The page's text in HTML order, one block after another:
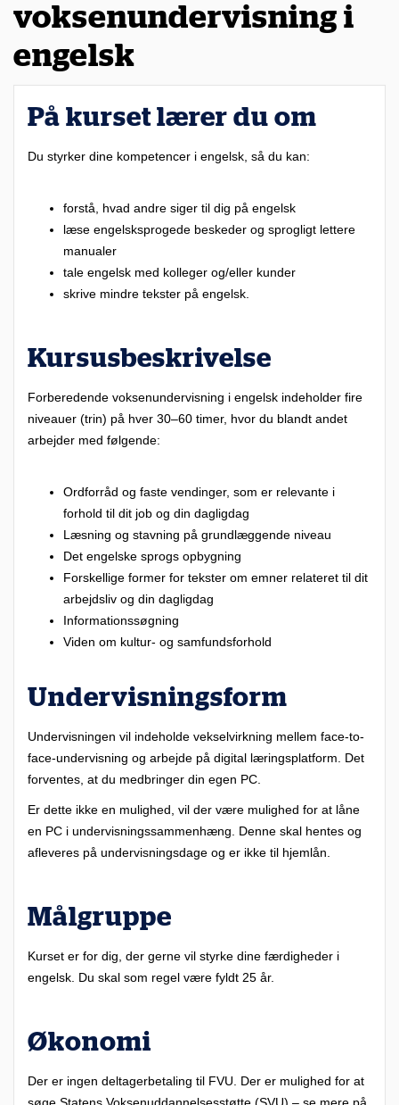
voksenundervisning i
engelsk
På kurset lærer du om
Du styrker dine kompetencer i engelsk, så du kan:
forstå, hvad andre siger til dig på engelsk
læse engelsksprogede beskeder og sprogligt lettere
manualer
tale engelsk med kolleger og/eller kunder
skrive mindre tekster på engelsk.
Kursusbeskrivelse
Forberedende voksenundervisning i engelsk indeholder fire
niveauer (trin) på hver 30–60 timer, hvor du blandt andet
arbejder med følgende:
Ordforråd og faste vendinger, som er relevante i
forhold til dit job og din dagligdag
Læsning og stavning på grundlæggende niveau
Det engelske sprogs opbygning
Forskellige former for tekster om emner relateret til dit
arbejdsliv og din dagligdag
Informationssøgning
Viden om kultur- og samfundsforhold
Undervisningsform
Undervisningen vil indeholde vekselvirkning mellem face-to-
face-undervisning og arbejde på digital læringsplatform. Det
forventes, at du medbringer din egen PC.
Er dette ikke en mulighed, vil der være mulighed for at låne
en PC i undervisningssammenhæng. Denne skal hentes og
afleveres på undervisningsdage og er ikke til hjemlån.
Målgruppe
Kurset er for dig, der gerne vil styrke dine færdigheder i
engelsk. Du skal som regel være fyldt 25 år.
Økonomi
Der er ingen deltagerbetaling til FVU. Der er mulighed for at